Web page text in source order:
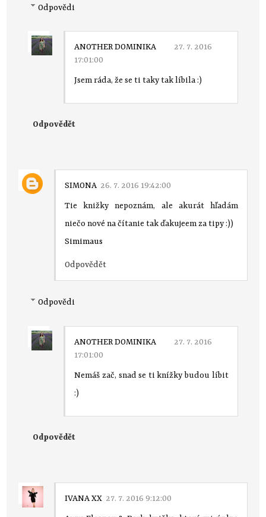
Odpovědi
ANOTHER DOMINIKA
27. 7. 2016
17:01:00
Jsem ráda, že se ti taky tak líbila :)
Odpovědět
SIMONA 26. 7. 2016 19:42:00
Tie knižky nepoznám, ale akurát hľadám
niečo nové na čítanie tak ďakujeem za tipy :))
Simimaus
Odpovědět
Odpovědi
ANOTHER DOMINIKA
27. 7. 2016
17:01:00
Nemáš zač, snad se ti knížky budou líbit
:)
Odpovědět
IVANA XX 27. 7. 2016 9:12:00